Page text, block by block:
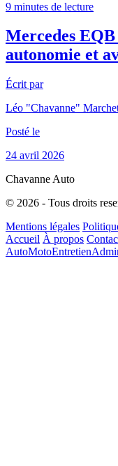
9 minutes de lecture
Mercedes
autonomie et
Écrit par
Léo "Chavanne"
Posté le
24 avril 2026
Chavanne Auto
© 2026 - Tous droits
Mentions légales
Accueil À propos
AutoMotoEntretien